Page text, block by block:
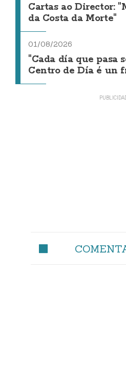
Cartas ao Director:
da Costa da Morte"
01/08/2026
"Cada día que pasa
Centro de Día é un